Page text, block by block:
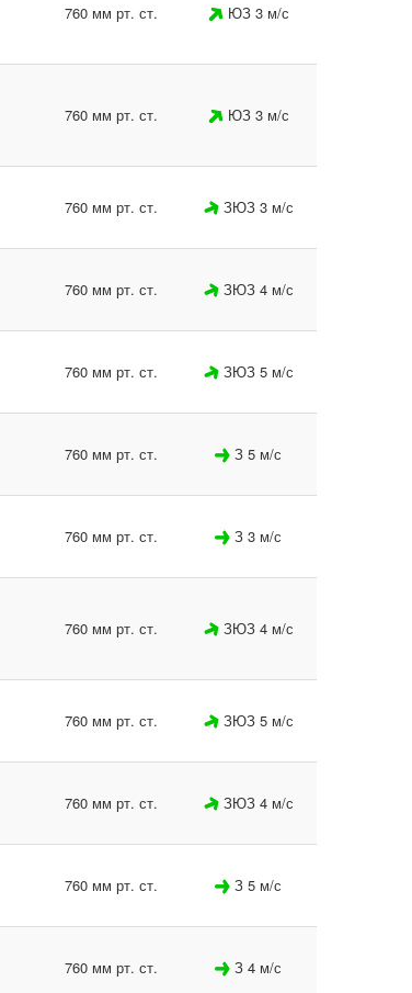
760 мм рт. ст. ЮЗ 3 м/с
760 мм рт. ст. ЮЗ 3 м/с
760 мм рт. ст. ЗЮЗ 3 м/с
760 мм рт. ст. ЗЮЗ 4 м/с
760 мм рт. ст. ЗЮЗ 5 м/с
760 мм рт. ст. З 5 м/с
760 мм рт. ст. З 3 м/с
760 мм рт. ст. ЗЮЗ 4 м/с
760 мм рт. ст. ЗЮЗ 5 м/с
760 мм рт. ст. ЗЮЗ 4 м/с
760 мм рт. ст. З 5 м/с
760 мм рт. ст. З 4 м/с